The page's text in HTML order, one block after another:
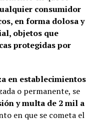
consumidor
en forma dolosa y
objetos que
protegidas por
en establecimientos
o permanente, se
y multa de 2 mil a
en que se cometa el